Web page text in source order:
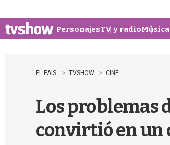
u
PersonajesTV y radioMúsica
EL PAÍS TVSHOW CINE
Los problemas
convirtió en un